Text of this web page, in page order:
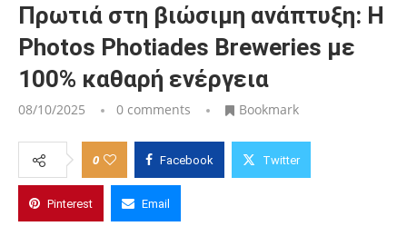
Πρωτιά στη βιώσιμη ανάπτυξη: Η
Photos Photiades Breweries με
100% καθαρή ενέργεια
08/10/2025 0 comments Bookmark
0 Facebook Twitter
Pinterest Email